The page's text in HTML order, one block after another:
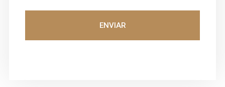
ENVIAR